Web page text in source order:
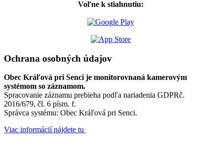
Voľne k stiahnutiu:
Ochrana osobných údajov
Obec Kráľová pri Senci je monitorovnaná kamerovým
systémom so záznamom.
Spracovanie záznamu prebieha podľa nariadenia GDPRč.
2016/679, čl. 6 písm. f.
Správca systému: Obec Kráľová pri Senci.
Viac informácií nájdete tu